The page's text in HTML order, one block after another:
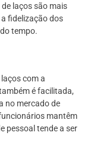
laços são mais
fidelização dos
tempo.
com a
é facilitada,
no mercado de
mantêm
pessoal tende a ser